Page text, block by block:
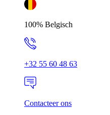
100% Belgisch
+32 55 60 48 63
Contacteer ons